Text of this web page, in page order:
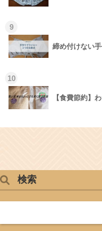
9
締め付けない
10
【食費節約】
検索